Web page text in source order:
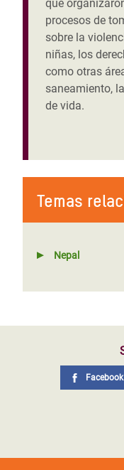
que
procesos de
sobre la
niñas, los
como otras
saneamiento,
de vida.
Temas
Nepal
Facebook